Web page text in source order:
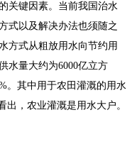
关键因素。当前我国治水
式以及解决办法也须随之
方式从粗放用水向节约用
水量大约为6000亿立方
。其中用于农田灌溉的用水
出，农业灌溉是用水大户。